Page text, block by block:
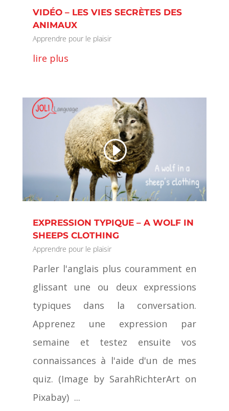
VIDÉO – LES VIES SECRÈTES DES
ANIMAUX
Apprendre pour le plaisir
lire plus
EXPRESSION TYPIQUE – A WOLF IN
SHEEPS CLOTHING
Apprendre pour le plaisir
Parler l'anglais plus couramment en
glissant une ou deux expressions
typiques dans la conversation.
Apprenez une expression par
semaine et testez ensuite vos
connaissances à l'aide d'un de mes
quiz. (Image by SarahRichterArt on
Pixabay) ...